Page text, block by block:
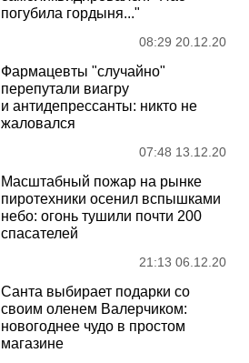
погубила гордыня..."
08:29 20.12.20
Фармацевты "случайно"
перепутали виагру
и антидепрессанты: никто не
жаловался
07:48 13.12.20
Масштабный пожар на рынке
пиротехники осенил вспышками
небо: огонь тушили почти 200
спасателей
21:13 06.12.20
Санта выбирает подарки со
своим оленем Валерчиком:
новогоднее чудо в простом
магазине